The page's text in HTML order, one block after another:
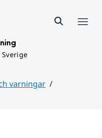
Sverige
varningar